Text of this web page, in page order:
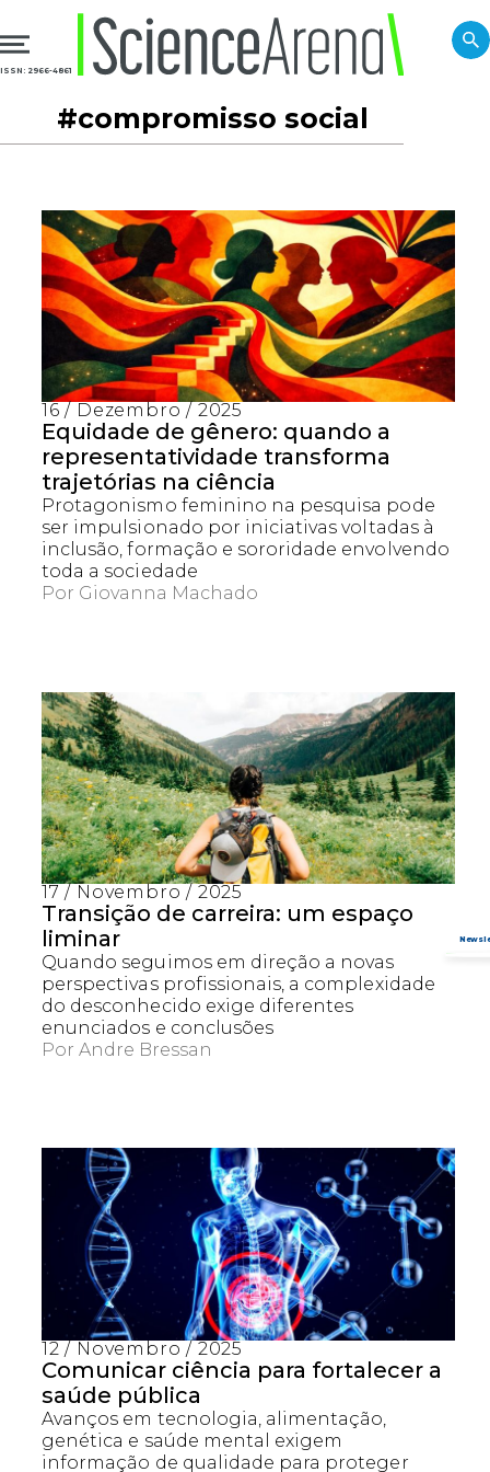
ISSN: 2966-4861
#compromisso social
16 / Dezembro / 2025
Equidade de gênero: quando a
representatividade transforma
trajetórias na ciência
Protagonismo feminino na pesquisa pode
ser impulsionado por iniciativas voltadas à
inclusão, formação e sororidade envolvendo
toda a sociedade
Por Giovanna Machado
17 / Novembro / 2025
Transição de carreira: um espaço
liminar
Quando seguimos em direção a novas
perspectivas profissionais, a complexidade
do desconhecido exige diferentes
enunciados e conclusões
PorAndre Bressan
12 / Novembro / 2025
Comunicar ciência para fortalecer a
saúde pública
Avanços em tecnologia, alimentação,
genética e saúde mental exigem
informação de qualidade para proteger
Captcha obrigatório
Seu e-mail foi cadastrado com sucesso!